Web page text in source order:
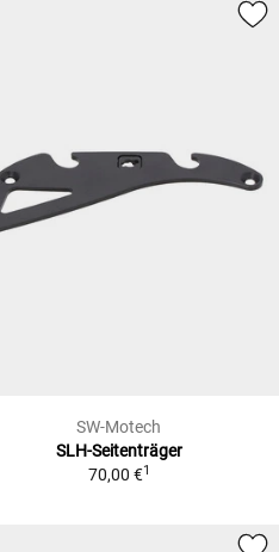
SW-Motech
SLH-Seitenträger
70,00 €1